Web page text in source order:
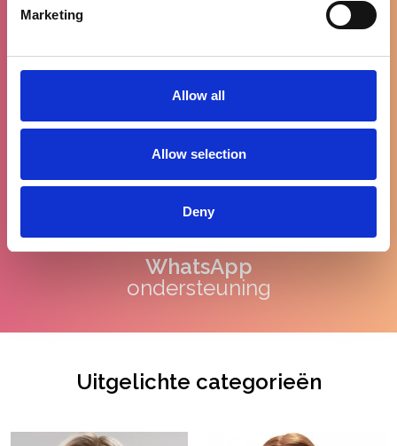
Marketing
Allow all
Allow selection
Deny
90% tevreden
klanten
WhatsApp
ondersteuning
Uitgelichte categorieën